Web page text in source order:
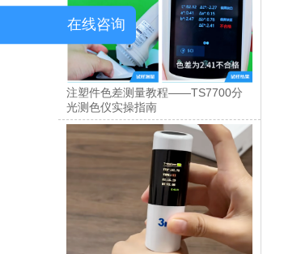
注塑件色差测量教程——TS7700分
光测色仪实操指南
在线咨询